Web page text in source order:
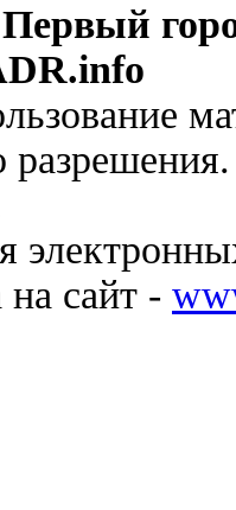
на сайт -